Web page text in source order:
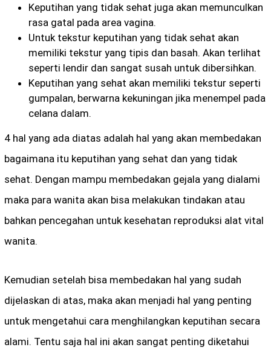
Keputihan yang tidak sehat juga akan memunculkan
rasa gatal pada area vagina.
Untuk tekstur keputihan yang tidak sehat akan
memiliki tekstur yang tipis dan basah. Akan terlihat
seperti lendir dan sangat susah untuk dibersihkan.
Keputihan yang sehat akan memiliki tekstur seperti
gumpalan, berwarna kekuningan jika menempel pada
celana dalam.
4 hal yang ada diatas adalah hal yang akan membedakan
bagaimana itu keputihan yang sehat dan yang tidak
sehat. Dengan mampu membedakan gejala yang dialami
maka para wanita akan bisa melakukan tindakan atau
bahkan pencegahan untuk kesehatan reproduksi alat vital
wanita.
Kemudian setelah bisa membedakan hal yang sudah
dijelaskan di atas, maka akan menjadi hal yang penting
untuk mengetahui cara menghilangkan keputihan secara
alami. Tentu saja hal ini akan sangat penting diketahui